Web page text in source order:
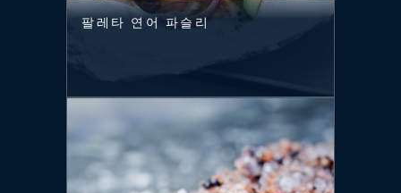
팔레타 연어 파슬리